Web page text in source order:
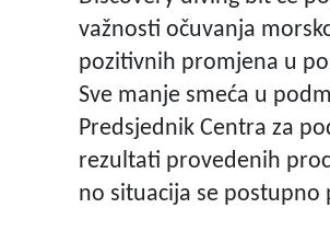
važnosti očuvanja
pozitivnih promjena u
Sve manje smeća u
Predsjednik Centra za
rezultati provedenih
no situacija se postupno